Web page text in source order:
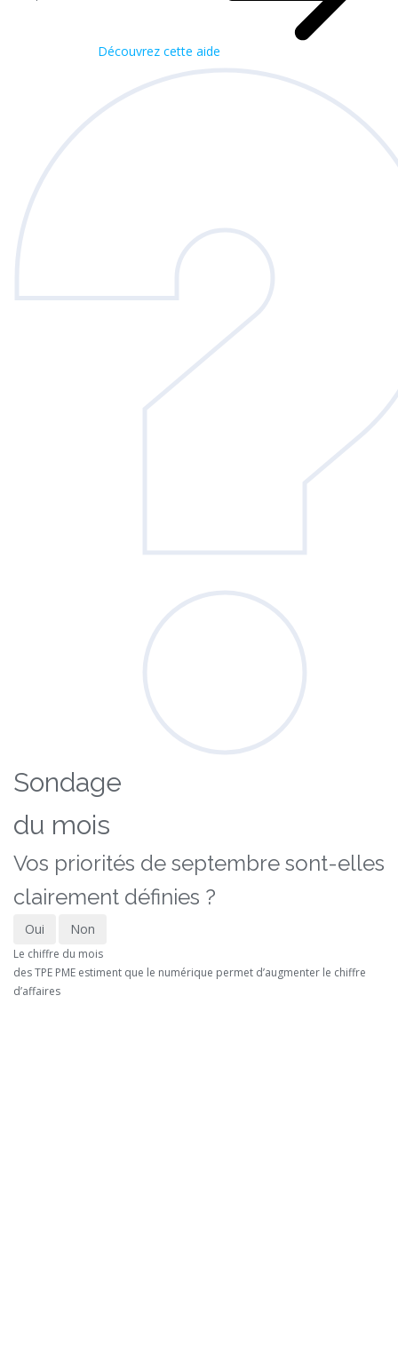
Découvrez cette aide
Sondage
du mois
Vos priorités de septembre sont-elles
clairement définies ?
Oui Non
Le chiffre du mois
des TPE PME estiment que le numérique permet d’augmenter le chiffre
d’affaires